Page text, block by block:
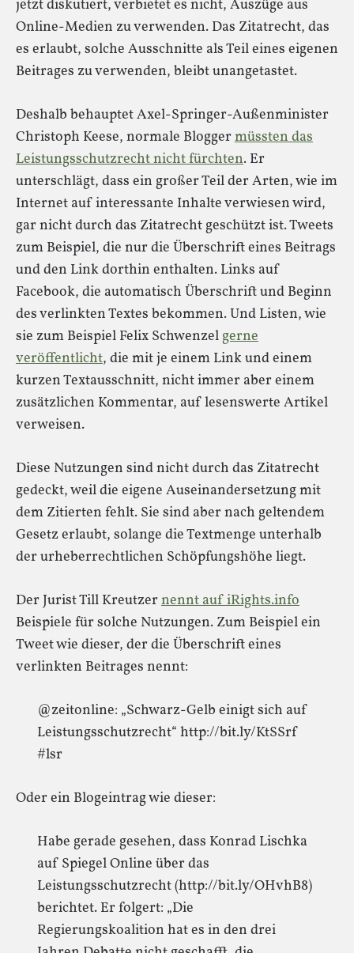
jetzt diskutiert, verbietet es nicht, Auszüge aus
Online-Medien zu verwenden. Das Zitatrecht, das
es erlaubt, solche Ausschnitte als Teil eines eigenen
Beitrages zu verwenden, bleibt unangetastet.
Deshalb behauptet Axel-Springer-Außenminister
Christoph Keese, normale Blogger müssten das
Leistungsschutzrecht nicht fürchten. Er
unterschlägt, dass ein großer Teil der Arten, wie im
Internet auf interessante Inhalte verwiesen wird,
gar nicht durch das Zitatrecht geschützt ist. Tweets
zum Beispiel, die nur die Überschrift eines Beitrags
und den Link dorthin enthalten. Links auf
Facebook, die automatisch Überschrift und Beginn
des verlinkten Textes bekommen. Und Listen, wie
sie zum Beispiel Felix Schwenzelgerne
veröffentlicht, die mit je einem Link und einem
kurzen Textausschnitt, nicht immer aber einem
zusätzlichen Kommentar, auf lesenswerte Artikel
verweisen.
Diese Nutzungen sind nicht durch das Zitatrecht
gedeckt, weil die eigene Auseinandersetzung mit
dem Zitierten fehlt. Sie sind aber nach geltendem
Gesetz erlaubt, solange die Textmenge unterhalb
der urheberrechtlichen Schöpfungshöhe liegt.
Der Jurist Till Kreutzer nennt auf iRights.info
Beispiele für solche Nutzungen. Zum Beispiel ein
Tweet wie dieser, der die Überschrift eines
verlinkten Beitrages nennt:
@zeitonline: „Schwarz-Gelb einigt sich auf
Leistungsschutzrecht“ http://bit.ly/KtSSrf
#lsr
Oder ein Blogeintrag wie dieser:
Habe gerade gesehen, dass Konrad Lischka
auf Spiegel Online über das
Leistungsschutzrecht (http://bit.ly/OHvhB8)
berichtet. Er folgert: „Die
Regierungskoalition hat es in den drei